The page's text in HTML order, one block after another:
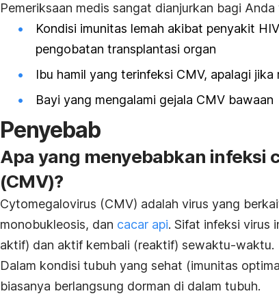
Pemeriksaan medis sangat dianjurkan bagi Anda
Kondisi imunitas lemah akibat penyakit
pengobatan transplantasi organ
Ibu hamil yang terinfeksi CMV, apalagi
Bayi yang mengalami gejala CMV bawaan
Penyebab
Apa yang menyebabkan infeksi
(CMV)?
Cytomegalovirus (CMV) adalah virus yang
monobukleosis, dan cacar api. Sifat infeksi virus
aktif) dan aktif kembali (reaktif) sewaktu-waktu.
Dalam kondisi tubuh yang sehat (imunitas
biasanya berlangsung dorman di dalam tubuh.